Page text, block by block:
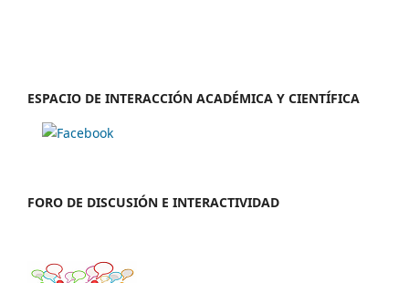
ESPACIO DE INTERACCIÓN ACADÉMICA Y CIENTÍFICA
FORO DE DISCUSIÓN E INTERACTIVIDAD